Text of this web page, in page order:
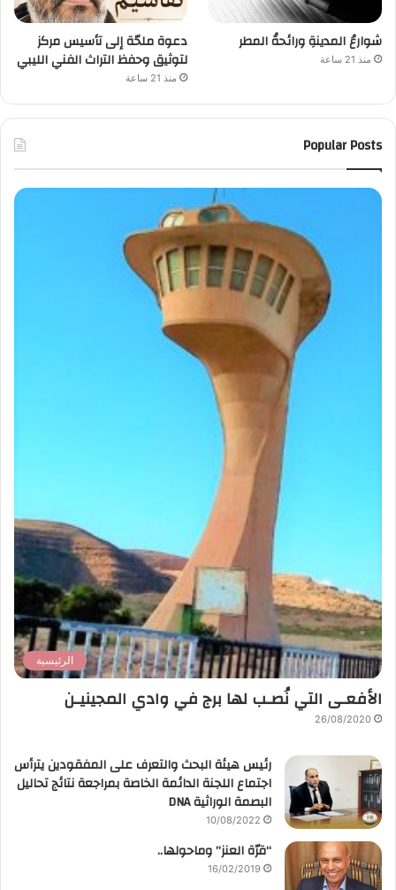
شوارعُ المدينةِ ورائحةُ المطر
منذ 21 ساعة
دعوة ملحّة إلى تأسيس مركز
لتوثيق وحفظ التراث الفني الليبي
منذ 21 ساعة
Popular Posts
الرئيسية
الأفعـى التي نُصـب لها برج في وادي المجينيـن
26/08/2020
رئيس هيئة البحث والتعرف على المفقودين يترأس
اجتماع اللجنة الدائمة الخاصة بمراجعة نتائج تحاليل
البصمة الوراثية DNA
10/08/2022
“قرّة العنز” وماحولها..
16/02/2019